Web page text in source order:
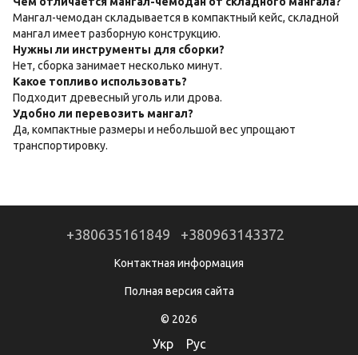
Мангал-чемодан складывается в компактный кейс, складной
мангал имеет разборную конструкцию.
Нужны ли инструменты для сборки?
Нет, сборка занимает несколько минут.
Какое топливо использовать?
Подходит древесный уголь или дрова.
Удобно ли перевозить мангал?
Да, компактные размеры и небольшой вес упрощают
транспортировку.
+380635161849 +380963143372
Контактная информация
Полная версия сайта
© 2026
Укр Рус